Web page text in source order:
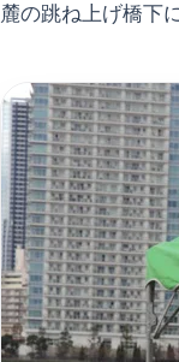
麓の跳ね上げ橋下